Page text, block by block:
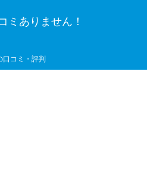
ミありません！
口コミ・評判